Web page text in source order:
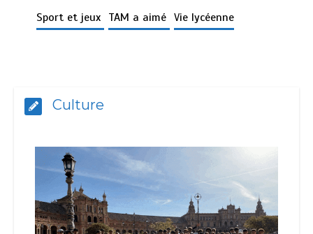
Sport et jeux TAM a aimé Vie lycéenne
Culture